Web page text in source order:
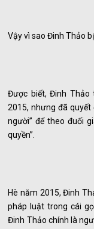
Vậy vì sao Đinh Thảo
Được biết, Đinh Thảo
2015, nhưng đã quyết
người” để theo đuổi
quyền”.
Hè năm 2015, Đinh
pháp luật trong cái
Đinh Thảo chính là